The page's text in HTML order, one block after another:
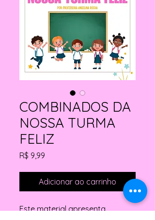
COMBINADOS DA
NOSSA TURMA
FELIZ
R$ 9,99
Adicionar ao carrinho
Este material apresenta